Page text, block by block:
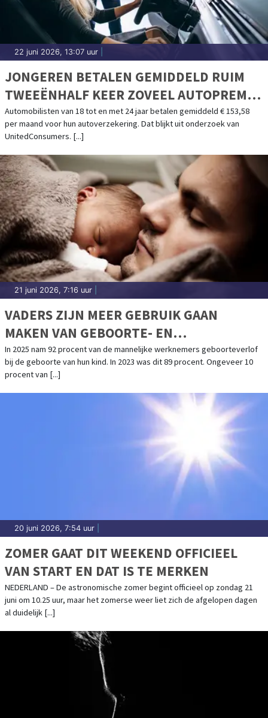
22 juni 2026, 13:07 uur
JONGEREN BETALEN GEMIDDELD RUIM
TWEEËNHALF KEER ZOVEEL AUTOPREMIE
ALS OUDEREN
Automobilisten van 18 tot en met 24 jaar betalen gemiddeld € 153,58
per maand voor hun autoverzekering. Dat blijkt uit onderzoek van
UnitedConsumers. [...]
21 juni 2026, 7:16 uur
VADERS ZIJN MEER GEBRUIK GAAN
MAKEN VAN GEBOORTE- EN
OUDERSCHAPSVERLOF
In 2025 nam 92 procent van de mannelijke werknemers geboorteverlof
bij de geboorte van hun kind. In 2023 was dit 89 procent. Ongeveer 10
procent van [...]
20 juni 2026, 7:54 uur
ZOMER GAAT DIT WEEKEND OFFICIEEL
VAN START EN DAT IS TE MERKEN
NEDERLAND – De astronomische zomer begint officieel op zondag 21
juni om 10.25 uur, maar het zomerse weer liet zich de afgelopen dagen
al duidelijk [...]